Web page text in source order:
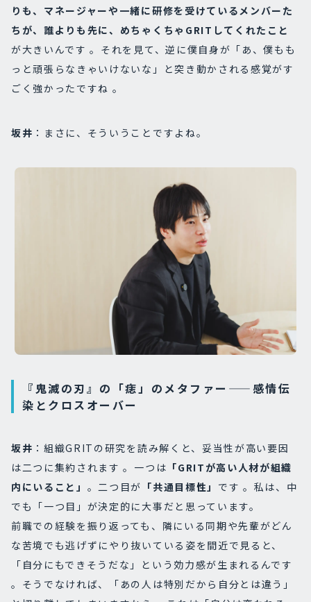
りも、マネージャーや一緒に研修を受けているメンバーた
ちが、誰よりも先に、めちゃくちゃGRITしてくれたこと
が大きいんです 。それを見て、逆に僕自身が「あ、僕もも
っと頑張らなきゃいけないな」と突き動かされる感覚がす
ごく強かったですね 。
坂井 ：まさに、そういうことですよね。
『鬼滅の刃』の「痣」のメタファー——感情伝
染とクロスオーバー
坂井 ：組織GRITの研究を読み解くと、妥当性が高い要因
は二つに集約されます 。一つは 「GRITが高い人材が組織
内にいること」 。二つ目が 「共通目標性」 です 。私は、中
でも「一つ目」が決定的に大事だと思っています。
前職での経験を振り返っても、隣にいる同期や先輩がどん
な苦境でも逃げずにやり抜いている姿を間近で見ると、
「自分にもできそうだな」という効力感が生まれるんです
。そうでなければ、「あの人は特別だから自分とは違う」